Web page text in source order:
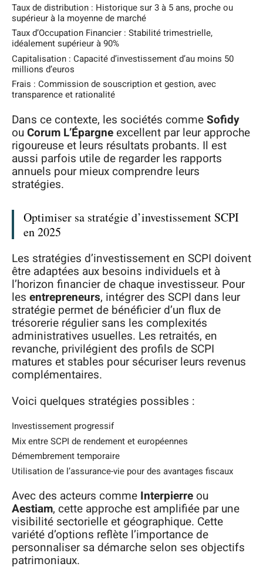
Taux de distribution : Historique sur 3 à 5 ans, proche ou
supérieur à la moyenne de marché
Taux d’Occupation Financier : Stabilité trimestrielle,
idéalement supérieur à 90%
Capitalisation : Capacité d’investissement d’au moins 50
millions d’euros
Frais : Commission de souscription et gestion, avec
transparence et rationalité
Dans ce contexte, les sociétés commeSofidy
ouCorum L’Épargneexcellent par leur approche
rigoureuse et leurs résultats probants. Il est
aussi parfois utile de regarder les rapports
annuels pour mieux comprendre leurs
stratégies.
Optimiser sa stratégie d’investissement SCPI
en 2025
Les stratégies d’investissement en SCPI doivent
être adaptées aux besoins individuels et à
l’horizon financier de chaque investisseur. Pour
les entrepreneurs, intégrer des SCPI dans leur
stratégie permet de bénéficier d’un flux de
trésorerie régulier sans les complexités
administratives usuelles. Les retraités, en
revanche, privilégient des profils de SCPI
matures et stables pour sécuriser leurs revenus
complémentaires.
Voici quelques stratégies possibles :
Investissement progressif
Mix entre SCPI de rendement et européennes
Démembrement temporaire
Utilisation de l’assurance-vie pour des avantages fiscaux
Avec des acteurs comme Interpierre ou
Aestiam, cette approche est amplifiée par une
visibilité sectorielle et géographique. Cette
variété d’options reflète l’importance de
personnaliser sa démarche selon ses objectifs
patrimoniaux.